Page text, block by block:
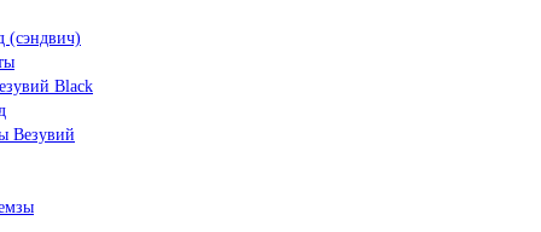
(сэндвич)
Black
Везувий